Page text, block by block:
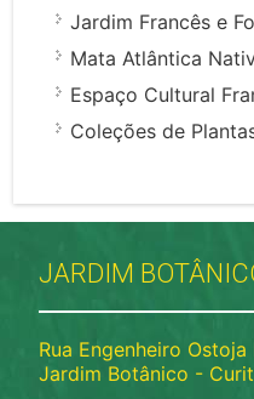
Jardim Francês e
Mata Atlântica
Espaço Cultural
Coleções de
JARDIM
Rua Engenheiro
Jardim Botânico -